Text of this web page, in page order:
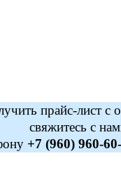
прайс-лист с
свяжитесь с
+7 (960) 960-